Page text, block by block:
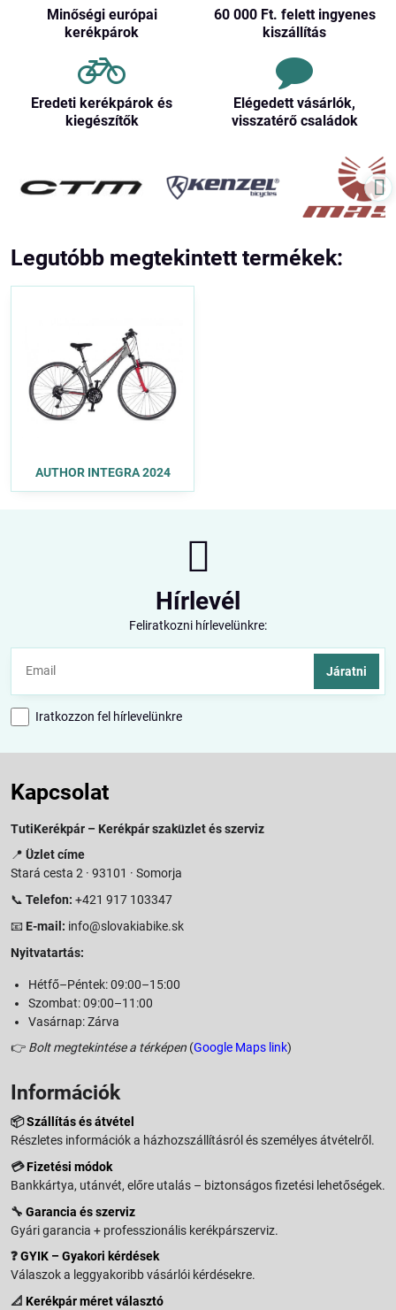
Minőségi európai
kerékpárok
60 000 Ft​. felett ingyenes
kiszállítás
Eredeti kerékpárok és
kiegészítők
Elégedett vásárlók,
visszatérő családok
Legutóbb megtekintett termékek:
AUTHOR INTEGRA 2024
Hírlevél
Feliratkozni hírlevelünkre:
Járatni
Iratkozzon fel hírlevelünkre
Kapcsolat
TutiKerékpár – Kerékpár szaküzlet és szerviz
📍 Üzlet címe
Stará cesta 2 · 93101 · Somorja
📞 Telefon: +421 917 103347
📧 E-mail: info@slovakiabike.sk
Nyitvatartás:
Hétfő–Péntek: 09:00–15:00
Szombat: 09:00–11:00
Vasárnap: Zárva
👉 Bolt megtekintése a térképen (Google Maps link)
Információk
📦Szállítás és átvétel
Részletes információk a házhozszállításról és személyes átvételről.
💳Fizetési módok
Bankkártya, utánvét, előre utalás – biztonságos fizetési lehetőségek.
🔧 Garancia és szerviz
Gyári garancia + professzionális kerékpárszerviz.
❓GYIK – Gyakori kérdések
Válaszok a leggyakoribb vásárlói kérdésekre.
📐 Kerékpár méret választó